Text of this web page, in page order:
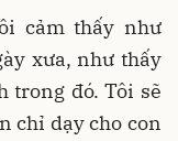
cảm thấy như
xưa, như thấy
trong đó. Tôi sẽ
chỉ dạy cho con